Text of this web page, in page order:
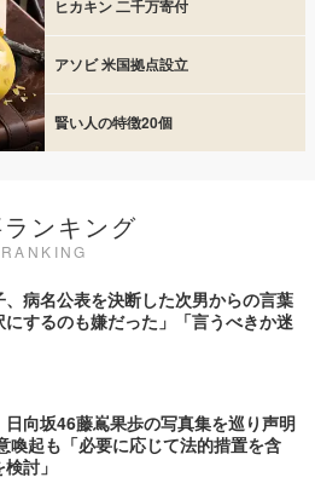
ヒカキン 二千万寄付
アソビ 米国拠点設立
賢い人の特徴20個
ンキング
RANKING
、病名公表を決断した次男からの言葉
にするのも嫌だった」「言うべきか迷
日向坂46藤嶌果歩の写真集を巡り声明
喚起も「必要に応じて法的措置を含
討」